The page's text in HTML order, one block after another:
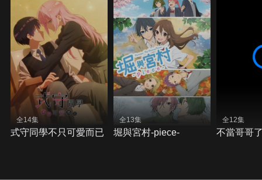
全14集
式守同學不只可愛而已
全13集
堀與宮村-piece-
全12集
不當哥哥